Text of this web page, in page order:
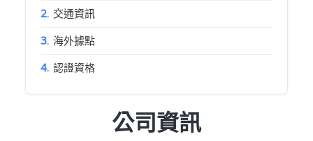
交通資訊
海外據點
認證資格
公司資訊